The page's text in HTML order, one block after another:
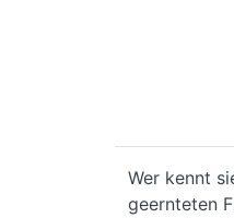
Wer kennt
geernteten